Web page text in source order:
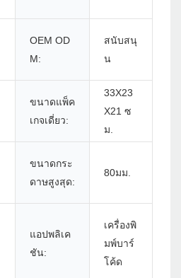
OEM OD
M:
สนับสนุ
น
ขนาดแพ็ค
เกจเดี่ยว:
33X23
X21 ซ
ม.
ขนาดกระ
ดาษสูงสุด:
80มม.
แอปพลิเค
ชัน:
เครื่องพิ
มพ์บาร์
โค้ด